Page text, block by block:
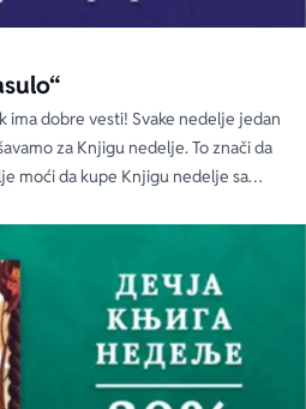
ima dobre vesti! Svake nedelje jedan
za Knjigu nedelje. To znači da
moći da kupe Knjigu nedelje sa
od 30%.